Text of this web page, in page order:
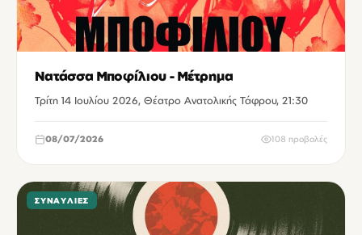
Νατάσσα Μποφίλιου - Μέτρημα
Τρίτη 14 Ιουλίου 2026, Θέατρο Ανατολικής Τάφρου, 21:30
08/07/2026 108 προβολές
ΣΥΝΑΥΛΊΕΣ